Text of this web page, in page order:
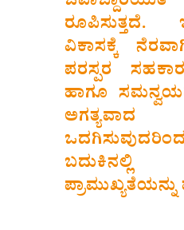
ರೂಪಿಸುತ್ತದೆ.
ವಿಕಾಸಕ್ಕೆ
ಪರಸ್ಪರ
ಹಾಗೂ